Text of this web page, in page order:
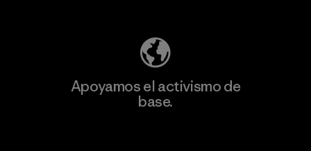
Apoyamos el activismo de
base.